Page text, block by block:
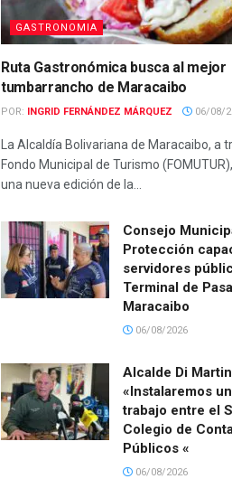
GASTRONOMIA
Ruta Gastronómica busca al mejor
tumbarrancho de Maracaibo
POR: INGRID FERNÁNDEZ MÁRQUEZ 06/08/
La Alcaldía Bolivariana de Maracaibo, a
Fondo Municipal de Turismo
una nueva edición de la...
Consejo
Protección
servidores
Terminal de
Maracaibo
06/08/2026
Alcalde Di
«Instalaremos
trabajo entre el
Colegio de
Públicos «
06/08/2026